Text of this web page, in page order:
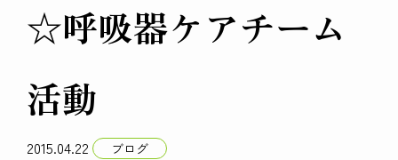
☆呼吸器ケアチーム
活動
2015.04.22 ブログ